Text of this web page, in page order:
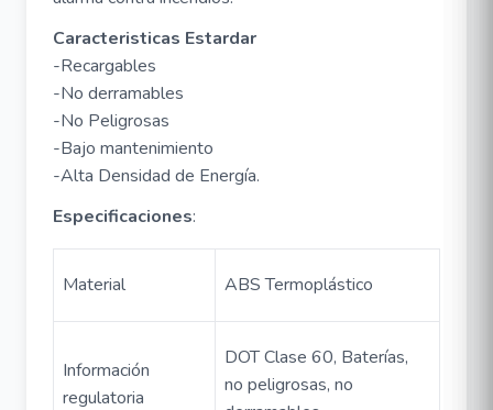
Caracteristicas Estardar
-Recargables
-No derramables
-No Peligrosas
-Bajo mantenimiento
-Alta Densidad de Energía.
Especificaciones:
Material ABS Termoplástico
Información
regulatoria
DOT Clase 60, Baterías,
no peligrosas, no